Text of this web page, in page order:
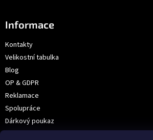
Informace
Kontakty
Velikostní tabulka
Blog
OP & GDPR
Reklamace
Spolupráce
Dárkový poukaz
Výroba na přání | Velkoobchod